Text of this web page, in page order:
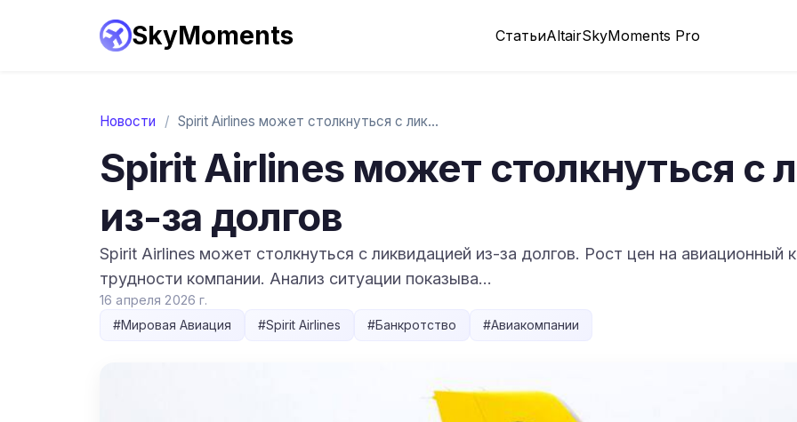
SkyMoments СтатьиAltairSkyMoments Pro
Новости / Spirit Airlines может столкнуться с ликв...
Spirit Airlines может столкнуться с
из-за долгов
Spirit Airlines может столкнуться с ликвидацией из-за долгов. Рост цен на авиационный
трудности компании. Анализ ситуации показыва…
16 апреля 2026 г.
#Мировая Авиация #Spirit Airlines #Банкротство #Авиакомпании